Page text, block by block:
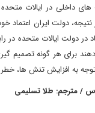
داخلی در ایالات متحده
دولت ایران اعتماد
در دولت ایالات متحده در
توجه به افزایش تنش ها،
/ مترجم: طلا تسلیمی